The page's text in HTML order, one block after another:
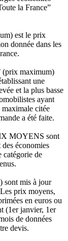
la France”
est le prix
donnée dans les
maximum)
une
et la plus basse
ayant
maximale citée
a été faite.
MOYENS sont
économies
catégorie de
mis à jour
prix moyens,
en euros ou
(1er janvier, 1er
de données
devis.